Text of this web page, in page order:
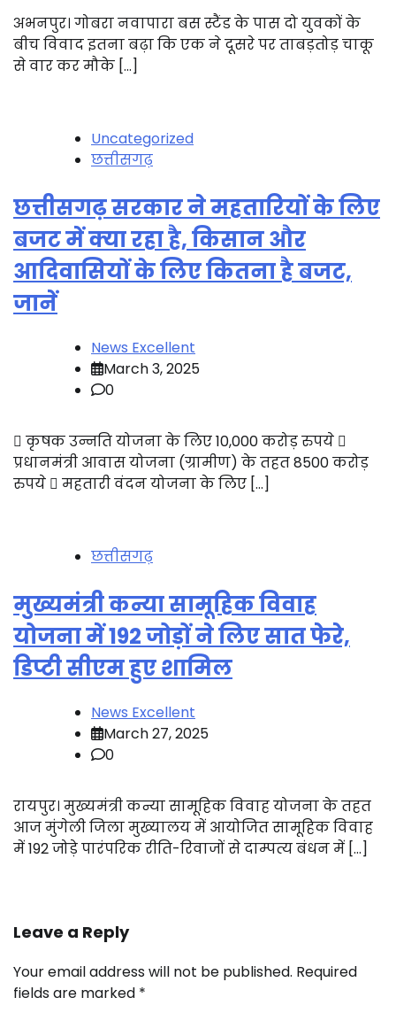
अभनपुर। गोबरा नवापारा बस स्टैंड के पास दो युवकों के
बीच विवाद इतना बढ़ा कि एक ने दूसरे पर ताबड़तोड़ चाकू
से वार कर मौके […]
Uncategorized
छत्तीसगढ़
छत्तीसगढ़ सरकार ने महतारियों के लिए
बजट में क्या रहा है, किसान और
आदिवासियों के लिए कितना है बजट,
जानें
News Excellent
March 3, 2025
0
 कृषक उन्नति योजना के लिए 10,000 करोड़ रुपये 
प्रधानमंत्री आवास योजना (ग्रामीण) के तहत 8500 करोड़
रुपये  महतारी वंदन योजना के लिए […]
छत्तीसगढ़
मुख्यमंत्री कन्या सामूहिक विवाह
योजना में 192 जोड़ों ने लिए सात फेरे,
डिप्टी सीएम हुए शामिल
News Excellent
March 27, 2025
0
रायपुर। मुख्यमंत्री कन्या सामूहिक विवाह योजना के तहत
आज मुंगेली जिला मुख्यालय में आयोजित सामूहिक विवाह
में 192 जोड़े पारंपरिक रीति-रिवाजों से दाम्पत्य बंधन में […]
Leave a Reply
Your email address will not be published. Required
fields are marked *